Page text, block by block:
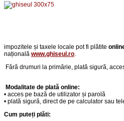
impozitele și taxele locale pot fi plătite
națională www.ghiseul.ro.
Fără drumuri la primărie, p lată sigură,
Modalitate de plată online:
• acces pe bază de utilizator și parolă
• plată sigură, direct de pe calculator sau
Cum puteți plăti: